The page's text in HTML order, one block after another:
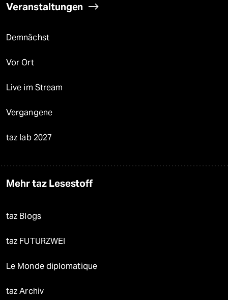
Veranstaltungen
Demnächst
Vor Ort
Live im Stream
Vergangene
taz lab 2027
Mehr taz Lesestoff
taz Blogs
taz FUTURZWEI
Le Monde diplomatique
taz Archiv